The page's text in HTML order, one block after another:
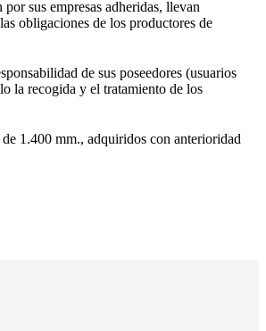
sus empresas adheridas, llevan
obligaciones de los productores de
de sus poseedores (usuarios
la recogida y el tratamiento de los
1.400 mm., adquiridos con anterioridad